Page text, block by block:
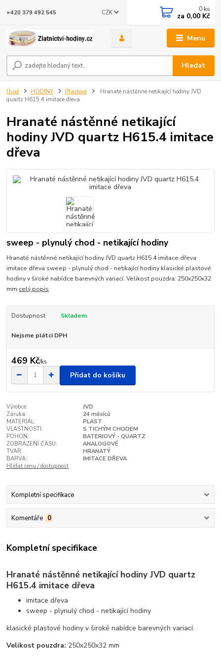
Menu
CZK
Hledat
+420 379 492 545 0 ks
za 0,00 Kč
Úvod HODINY Plastové
Hranaté nástěnné netikající hodiny JVD
quartz H615.4 imitace dřeva
Hranaté nástěnné netikající
hodiny JVD quartz H615.4 imitace
dřeva
sweep - plynulý chod - netikající hodiny
Hranaté nástěnné netikající hodiny JVD quartz H615.4 imitace dřeva
imitace dřeva sweep - plynulý chod - netikající hodiny klasické plastové
hodiny v široké nabídce barevných variací. Velikost pouzdra: 250x250x32
mm celý popis
Dostupnost Skladem
Nejsme plátci DPH
469 Kč/ks
Přidat do košíku
Výrobce:
JVD
Záruka:
24 měsíců
MATERIÁL:
PLAST
VLASTNOSTI:
S TICHÝM CHODEM
POHON:
BATERIOVÝ - QUARTZ
ZOBRAZENÍ ČASU:
ANALOGOVÉ
TVAR:
HRANATÝ
BARVA:
IMITACE DŘEVA
Hlídat cenu / dostupnost
Kompletní specifikace
Komentáře 0
Kompletní specifikace
Hranaté nástěnné netikající hodiny JVD quartz
H615.4 imitace dřeva
imitace dřeva
sweep - plynulý chod - netikající hodiny
klasické plastové hodiny v široké nabídce barevných variací.
Velikost pouzdra: 250x250x32 mm